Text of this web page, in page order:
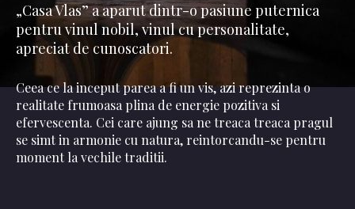
„Casa Vlas” a aparut dintr-o pasiune puternica
pentru vinul nobil, vinul cu personalitate,
apreciat de cunoscatori.
Ceea ce la inceput parea a fi un vis, azi reprezinta o
realitate frumoasa plina de energie pozitiva si
efervescenta. Cei care ajung sa ne treaca treaca pragul
se simt in armonie cu natura, reintorcandu-se pentru
moment la vechile traditii.